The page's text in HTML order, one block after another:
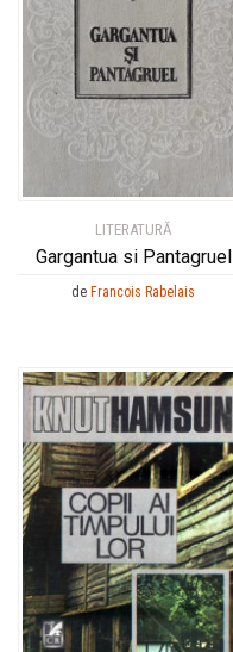
LITERATURĂ
Gargantua si Pantagruel
de Francois Rabelais